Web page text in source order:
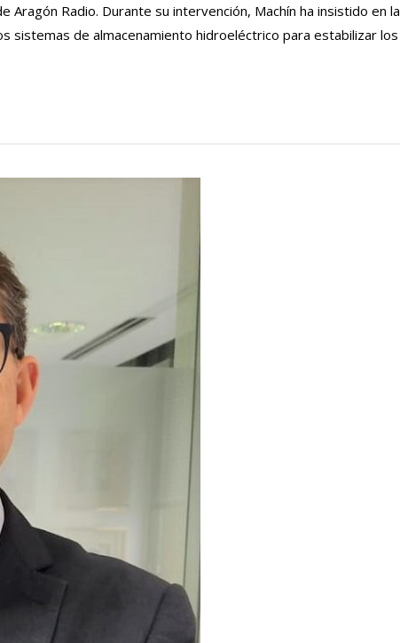
Radio. Durante su intervención, Machín ha insistido en la
sistemas de almacenamiento hidroeléctrico para estabilizar los